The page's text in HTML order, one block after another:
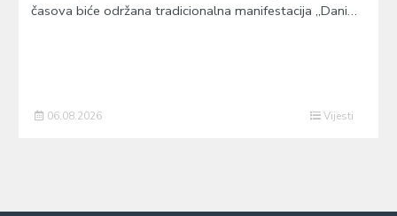
časova biće održana tradicionalna manifestacija „Dani…
06.08.2026 Vijesti